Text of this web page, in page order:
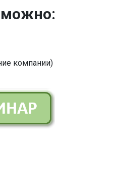
можно:
компании)